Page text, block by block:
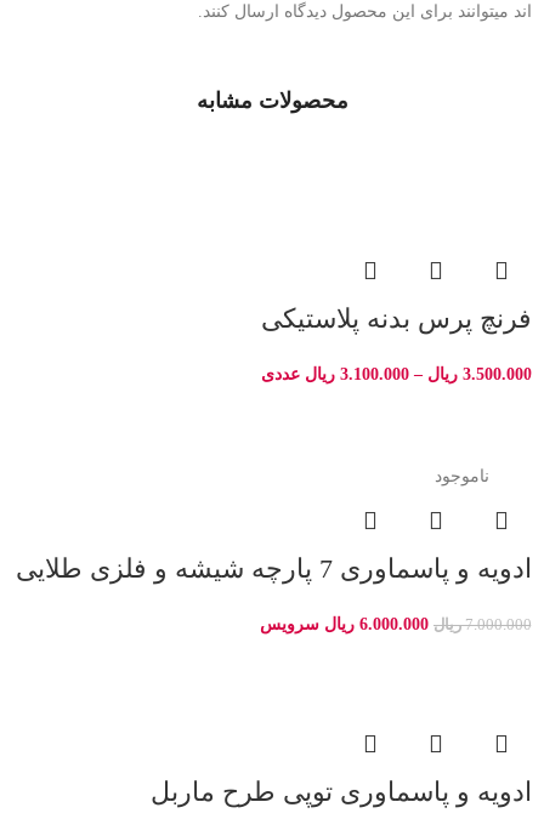
اند میتوانند برای این محصول دیدگاه ارسال کنند.
محصولات مشابه
فرنچ پرس بدنه پلاستیکی
3.500.000 ریال –
3.100.000 ریال عددی
ناموجود
ادویه و پاسماوری 7 پارچه شیشه و فلزی طلایی
7.000.000 ریال 6.000.000 ریال سرویس
ادویه و پاسماوری توپی طرح ماربل